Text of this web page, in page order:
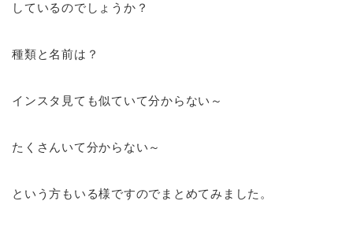
しているのでしょうか？
種類と名前は？
インスタ見ても似ていて分からない～
たくさんいて分からない～
という方もいる様ですのでまとめてみました。